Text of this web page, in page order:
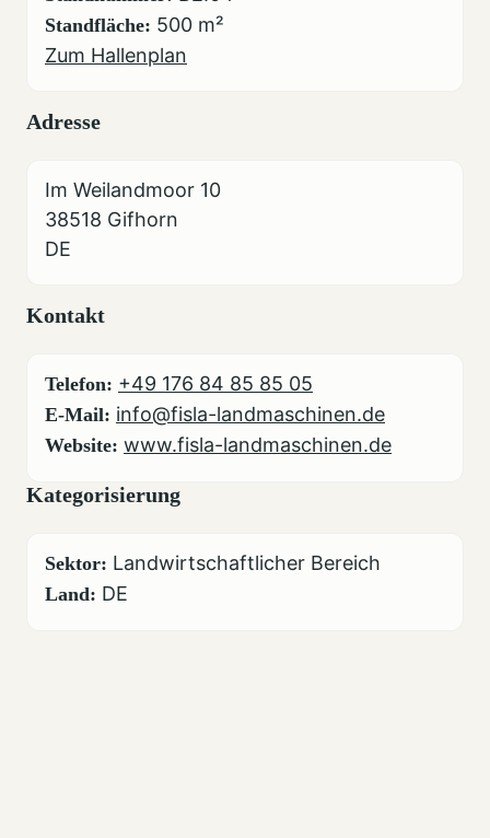
Standfläche: 500 m²
Zum Hallenplan
Adresse
Im Weilandmoor 10
38518 Gifhorn
DE
Kontakt
Telefon: +49 176 84 85 85 05
E-Mail: info@fisla-landmaschinen.de
Website: www.fisla-landmaschinen.de
Kategorisierung
Sektor: Landwirtschaftlicher Bereich
Land: DE